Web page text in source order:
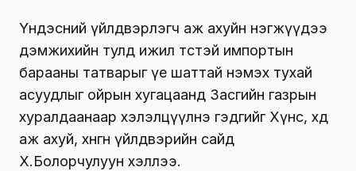
Үндэсний үйлдвэрлэгч аж ахуйн нэгжүүдээ
дэмжихийн тулд ижил төстэй импортын
барааны татварыг үе шаттай нэмэх тухай
асуудлыг ойрын хугацаанд Засгийн газрын
хуралдаанаар хэлэлцүүлнэ гэдгийг Хүнс, хөдөө
аж ахуй, хөнгөн үйлдвэрийн сайд
Х.Болорчулуун хэллээ.